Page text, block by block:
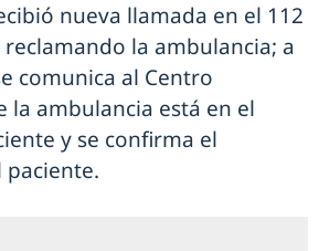
nueva llamada en el 112
la ambulancia; a
comunica al Centro
la ambulancia está en el
y se confirma el